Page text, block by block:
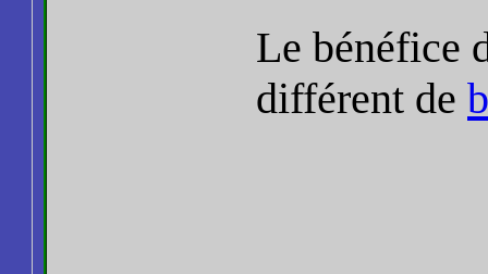
Le bénéfice
différent de